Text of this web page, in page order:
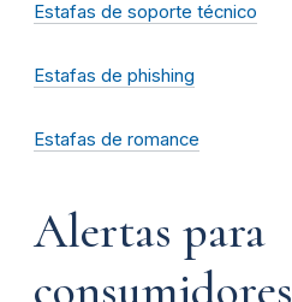
Estafas de soporte técnico
Estafas de phishing
Estafas de romance
Alertas para
consumidores